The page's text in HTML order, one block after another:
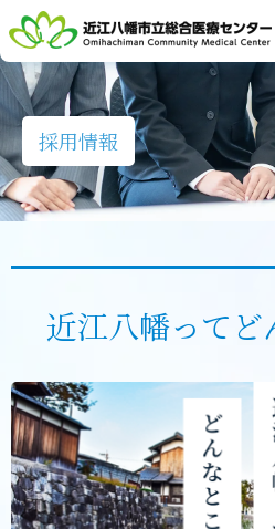
ロ
ー
バ
ル
ナ
ビ
ー
へ
文
へ
ー
カ
ル
ナ
ビ
ゲ
シ
ッ
タ
ー
へ
採用情報
近江八幡ってど